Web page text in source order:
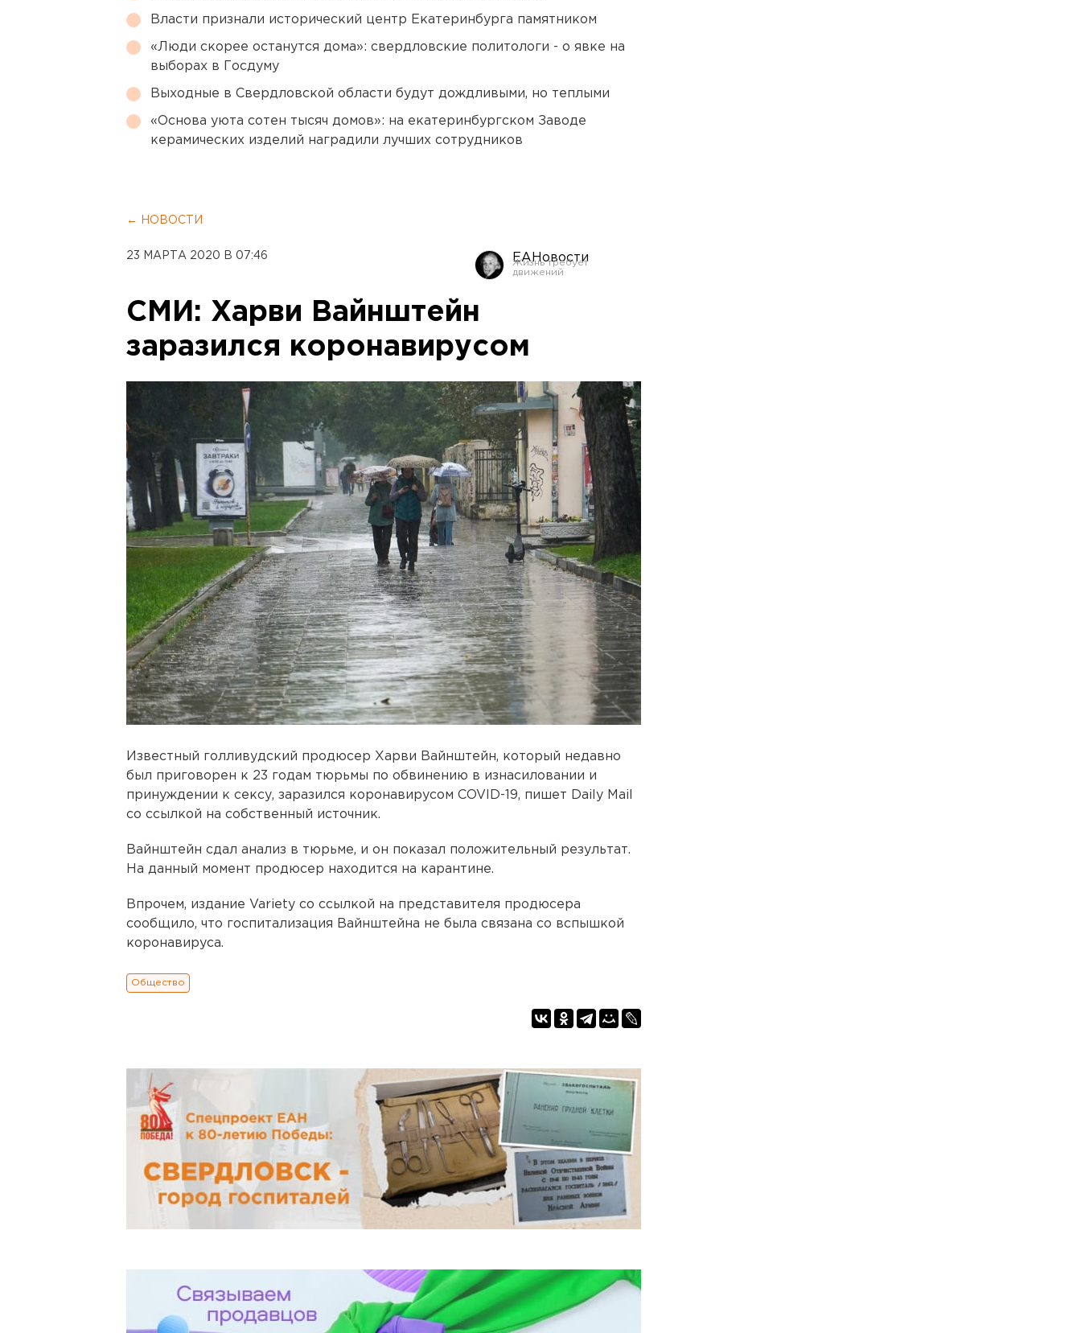
Власти признали исторический центр Екатеринбурга памятником
«Люди скорее останутся дома»: свердловские политологи - о явке на
выборах в Госдуму
Выходные в Свердловской области будут дождливыми, но теплыми
«Основа уюта сотен тысяч домов»: на екатеринбургском Заводе
керамических изделий наградили лучших сотрудников
← НОВОСТИ
23 МАРТА 2020 В 07:46 ЕАНовости
СМИ: Харви Вайнштейн
заразился коронавирусом
Известный голливудский продюсер Харви Вайнштейн, который недавно
был приговорен к 23 годам тюрьмы по обвинению в изнасиловании и
принуждении к сексу, заразился коронавирусом COVID-19, пишет Daily Mail
со ссылкой на собственный источник.
Вайнштейн сдал анализ в тюрьме, и он показал положительный результат.
На данный момент продюсер находится на карантине.
Впрочем, издание Variety со ссылкой на представителя продюсера
сообщило, что госпитализация Вайнштейна не была связана со вспышкой
коронавируса.
Общество